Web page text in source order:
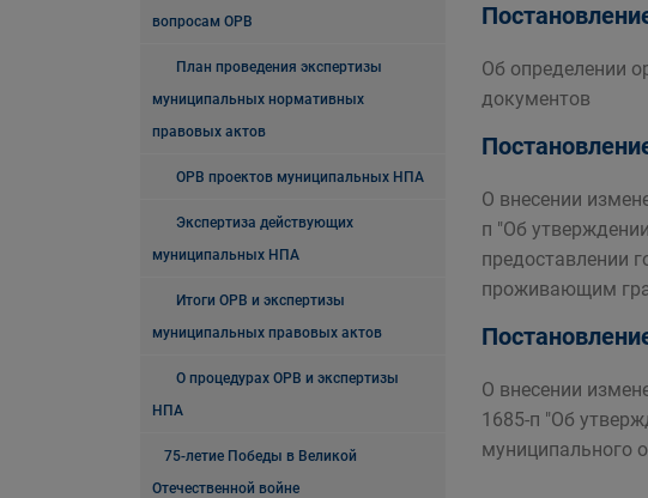
вопросам ОРВ
План проведения экспертизы
муниципальных нормативных
правовых актов
ОРВ проектов муниципальных НПА
Экспертиза действующих
муниципальных НПА
Итоги ОРВ и экспертизы
муниципальных правовых актов
О процедурах ОРВ и экспертизы
НПА
75-летие Победы в Великой
Отечественной войне
Об определении
документов
О внесении
п "Об
предоставлении
проживающим
О внесении
1685-п "Об
муниципального